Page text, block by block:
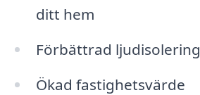
ditt hem
Förbättrad ljudisolering
Ökad fastighetsvärde